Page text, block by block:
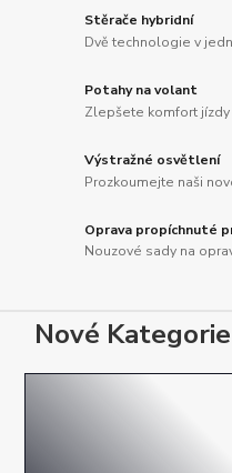
Stěrače hybridní
Dvě technologie v
Potahy na volant
Zlepšete komfort
Výstražné osvětlení
Prozkoumejte naši
Oprava propíchnuté
Nouzové sady na
Nové